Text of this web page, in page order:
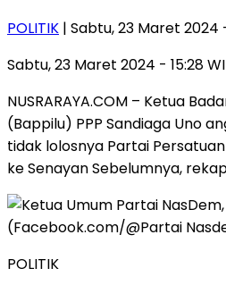
POLITIK | Sabtu, 23 Maret 2024
Sabtu, 23 Maret 2024 - 15:28
NUSRARAYA.COM – Ketua
(Bappilu) PPP Sandiaga Uno
tidak lolosnya Partai
ke Senayan Sebelumnya,
POLITIK